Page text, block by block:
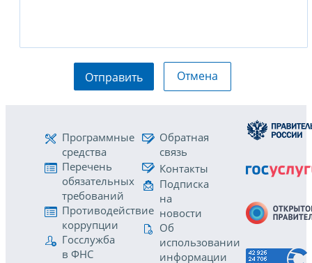
Отправить Отмена
Программные
средства
Перечень
обязательных
требований
Противодействие
коррупции
Госслужба
в ФНС
Обратная
связь
Контакты
Подписка
на
новости
Об
использовании
информации